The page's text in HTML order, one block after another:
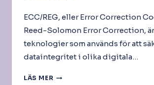
ECC/REG, eller Error Correction
Reed-Solomon Error Correction, är
teknologier som används för att
dataintegritet i olika digitala…
LÄS MER ECC/REG